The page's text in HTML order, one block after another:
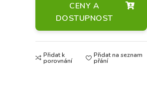
CENY A
DOSTUPNOST
Přidat k
porovnání
Přidat na seznam
přání